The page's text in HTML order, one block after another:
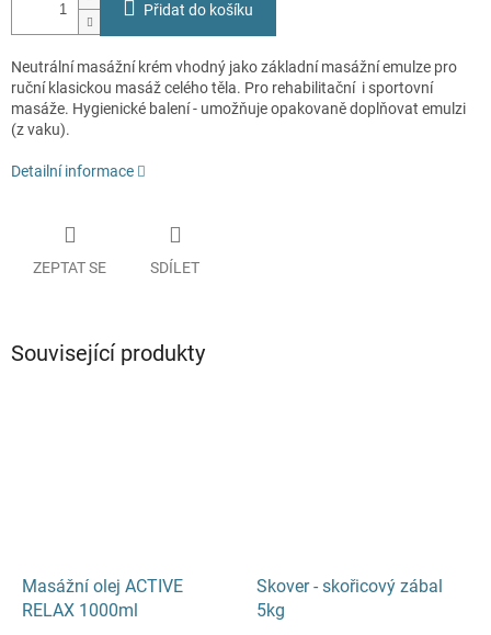
Přidat do košíku
Neutrální masážní krém vhodný jako základní masážní emulze pro
ruční klasickou masáž celého těla. Pro rehabilitační i sportovní
masáže. Hygienické balení - umožňuje opakovaně doplňovat emulzi
(z vaku).
Detailní informace
ZEPTAT SE SDÍLET
Související produkty
Masážní olej ACTIVE
RELAX 1000ml
Skover - skořicový zábal
5kg